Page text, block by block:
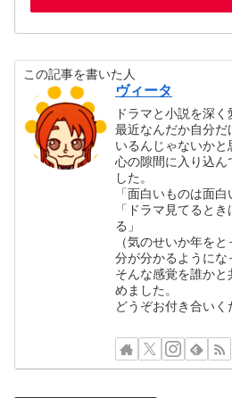
この記事を書いた人
ヴィータ
ドラマと小説を深く
最近なんだか自分だ
いるんじゃないかと
心の隙間に入り込
した。
「面白いものは面白
「ドラマ見てると
る」
（気のせいか年を
分が分かるようにな
そんな感覚を誰か
めました。
どうぞお付き合いく